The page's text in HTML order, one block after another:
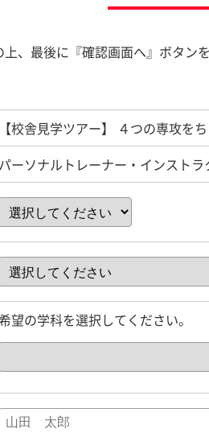
、最後に『確認画面へ』ボタン
【校舎見学ツアー】 ４つの専攻を
パーソナルトレーナー・インストラ
望の学科を選択してください。